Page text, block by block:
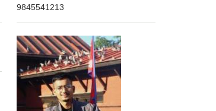
9845541213